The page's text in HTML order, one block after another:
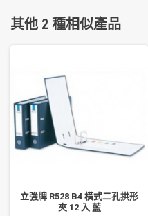
其他 2 種相似產品
立強牌 R528 B4 橫式二孔拱形
夾 12 入 藍